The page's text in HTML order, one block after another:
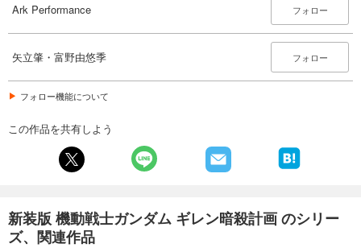
Ark Performance フォロー
矢立肇・富野由悠季 フォロー
フォロー機能について
この作品を共有しよう
新装版 機動戦士ガンダム ギレン暗殺計画 のシリー
ズ、関連作品